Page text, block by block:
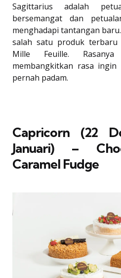
Sagittarius adalah
bersemangat dan
menghadapi tantangan
salah satu produk
Mille Feuille.
membangkitkan rasa
pernah padam.
Capricorn (22
Januari) –
Caramel Fudge